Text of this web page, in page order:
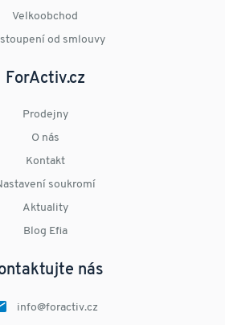
Velkoobchod
od smlouvy
ForActiv.cz
Prodejny
O nás
Kontakt
soukromí
Aktuality
Blog Efia
nás
info@foractiv.cz